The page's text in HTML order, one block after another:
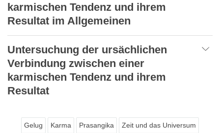
karmischen Tendenz und ihrem
Resultat im Allgemeinen
Untersuchung der ursächlichen
Verbindung zwischen einer
karmischen Tendenz und ihrem
Resultat
Gelug Karma Prasangika Zeit und das Universum